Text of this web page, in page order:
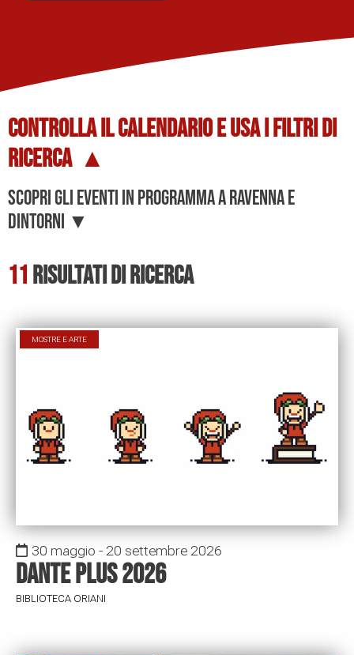
Controlla ilCALENDARIOe usa iFILTRI DI
RICERCA ▲
Scopri gli eventi in programma a Ravenna e
dintorni ▼
11 Risultati di ricerca
MOSTRE E ARTE
30 maggio - 20 settembre 2026
Dante Plus 2026
BIBLIOTECA ORIANI